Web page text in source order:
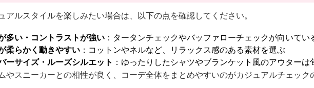
アルスタイルを楽しみたい場合は、以下の点を確認してください。
多い・コントラストが強い ：タータンチェックやバッファローチェックが向いてい
柔らかく動きやすい ：コットンやネルなど、リラックス感のある素材を選ぶ
ーサイズ・ルーズシルエット ：ゆったりしたシャツやブランケット風のアウター
やスニーカーとの相性が良く、コーデ全体をまとめやすいのがカジュアルチェック